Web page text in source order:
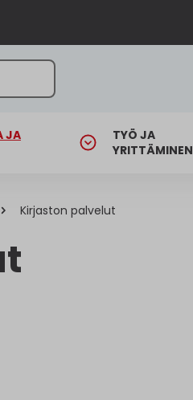
JA
TYÖ JA
YRITTÄMINEN
Kirjaston palvelut